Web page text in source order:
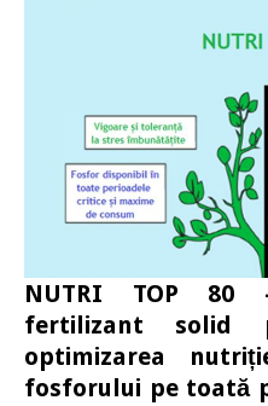
NUTRI TOP 80
fertilizant solid
optimizarea
fosforului pe toată